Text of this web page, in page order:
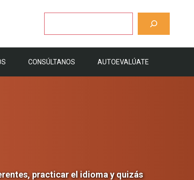
CONSÚLTANOS AUTOEVALÚATE
practicar el idioma y quizás